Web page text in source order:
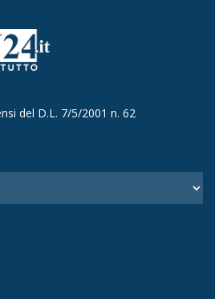
del D.L. 7/5/2001 n. 62